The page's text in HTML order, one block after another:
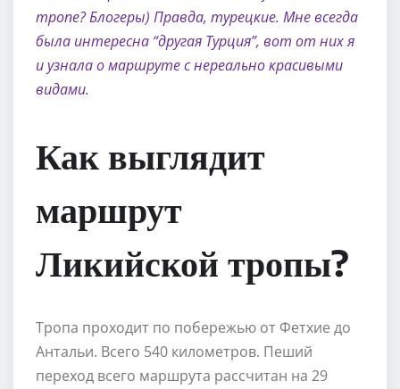
тропе? Блогеры) Правда, турецкие. Мне всегда
была интересна “другая Турция”, вот от них я
и узнала о маршруте с нереально красивыми
видами.
Как выглядит
маршрут
Ликийской тропы?
Тропа проходит по побережью от Фетхие до
Антальи. Всего 540 километров. Пеший
переход всего маршрута рассчитан на 29